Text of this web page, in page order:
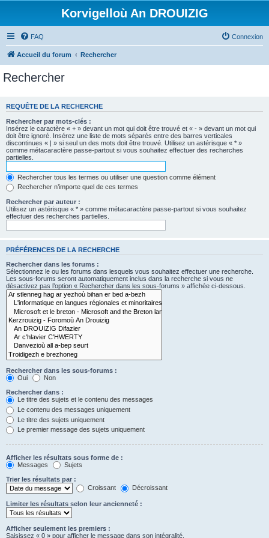
Korvigelloù An DROUIZIG
FAQ Connexion
Accueil du forum Rechercher
Rechercher
REQUÊTE DE LA RECHERCHE
Rechercher par mots-clés :
Insérez le caractère « + » devant un mot qui doit être trouvé et « - » devant un mot qui
doit être ignoré. Insérez une liste de mots séparés entre des barres verticales
discontinues « | » si seul un des mots doit être trouvé. Utilisez un astérisque « * »
comme métacaractère passe-partout si vous souhaitez effectuer des recherches
partielles.
Rechercher tous les termes ou utiliser une question comme élément
Rechercher n’importe quel de ces termes
Rechercher par auteur :
Utilisez un astérisque « * » comme métacaractère passe-partout si vous souhaitez
effectuer des recherches partielles.
PRÉFÉRENCES DE LA RECHERCHE
Rechercher dans les forums :
Sélectionnez le ou les forums dans lesquels vous souhaitez effectuer une recherche.
Les sous-forums seront automatiquement inclus dans la recherche si vous ne
désactivez pas l’option « Rechercher dans les sous-forums » affichée ci-dessous.
Rechercher dans les sous-forums :
Oui
Non
Rechercher dans :
Le titre des sujets et le contenu des messages
Le contenu des messages uniquement
Le titre des sujets uniquement
Le premier message des sujets uniquement
Afficher les résultats sous forme de :
Messages
Sujets
Trier les résultats par :
Croissant
Décroissant
Limiter les résultats selon leur ancienneté :
Afficher seulement les premiers :
Saisissez « 0 » pour afficher le message dans son intégralité.